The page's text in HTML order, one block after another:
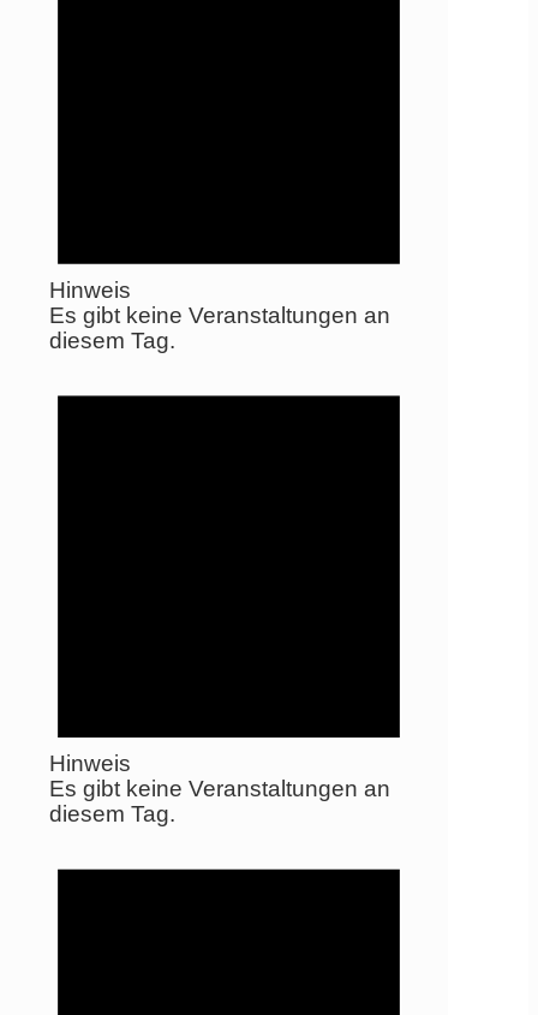
Hinweis
Es gibt keine Veranstaltungen an
diesem Tag.
Hinweis
Es gibt keine Veranstaltungen an
diesem Tag.